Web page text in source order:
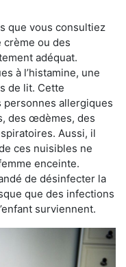
que vous consultiez
ou des
adéquat.
à l’histamine, une
de lit. Cette
allergiques
des œdèmes, des
Aussi, il
ces nuisibles ne
enceinte.
de désinfecter la
que des infections
surviennent.